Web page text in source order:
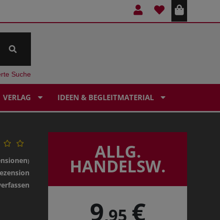
Suche
VERLAG IDEEN & BEGLEITMATERIAL
) ALLG.
HANDELSW.
9,95 €